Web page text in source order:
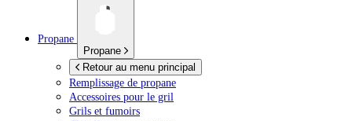
Propane
Propane
Retour au menu principal
Remplissage de propane
Accessoires pour le gril
Grils et fumoirs